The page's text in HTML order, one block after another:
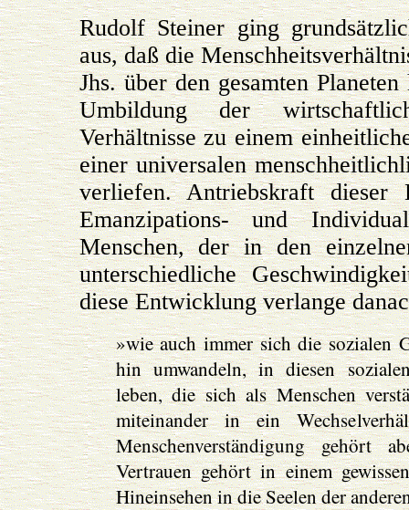
Rudolf Steiner ging
aus, daß die
Jhs. über den gesamten
Umbildung der
Verhältnisse zu einem
einer universalen
verliefen. Antriebskraft dieser
Emanzipations- und
Menschen, der in den
unterschiedliche
diese Entwicklung verlange
»wie auch immer sich die sozialen
hin umwandeln, in diesen
leben, die sich als Menschen
miteinander in ein
Menschenverständigung gehört
Vertrauen gehört in einem
Hineinsehen in die Seelen der